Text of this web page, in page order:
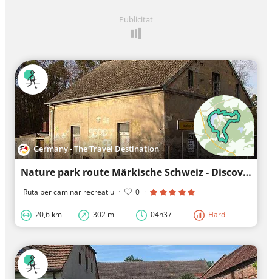
Publicitat
Germany - The Travel Destination
Nature park route Märkische Schweiz - Discovery tour
Ruta per caminar recreatiu · 0 ·
20,6 km 302 m 04h37 Hard